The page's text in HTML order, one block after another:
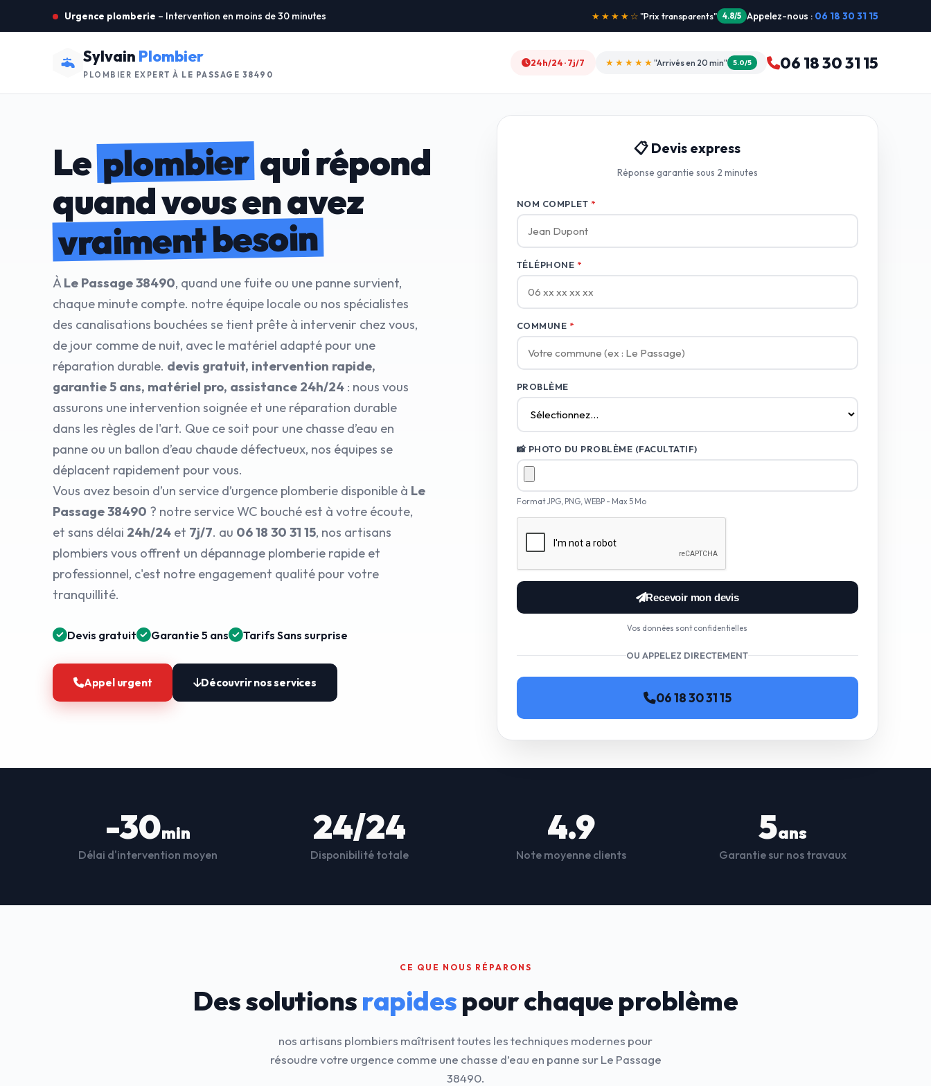
Urgence plomberie – Intervention en moins de 30 minutes ★★★★★ "Intervention dimanche" 5.0/5 Appelez-nous : 06 18 30 31 15
Sylvain Plombier
PLOMBIER EXPERT À LE PASSAGE 38490
24h/24 · 7j/7 ★★★★★ "Arrivés en 20 min" 5.0/5 06 18 30 31 15
Leplombierqui répond
quand vous en avez
vraiment besoin
ÀLe Passage 38490, quand une fuite ou une panne survient,
chaque minute compte. notre équipe locale ou nos spécialistes
des canalisations bouchées se tient prête à intervenir chez vous,
de jour comme de nuit, avec le matériel adapté pour une
réparation durable. devis gratuit, intervention rapide,
garantie 5 ans, matériel pro, assistance 24h/24 : nous vous
assurons une intervention soignée et une réparation durable
dans les règles de l'art. Que ce soit pour une chasse d’eau en
panne ou un ballon d’eau chaude défectueux, nos équipes se
déplacent rapidement pour vous.
Vous avez besoin d’un service d’urgence plomberie disponible à Le
Passage 38490 ? notre service WC bouché est à votre écoute,
et sans délai 24h/24 et 7j/7. au 06 18 30 31 15, nos artisans
plombiers vous offrent un dépannage plomberie rapide et
professionnel, c'est notre engagement qualité pour votre
tranquillité.
Devis gratuit Garantie 5 ans Tarifs Sans surprise
Appel urgent Découvrir nos services
📋 Devis express
Réponse garantie sous 2 minutes
NOM COMPLET *
TÉLÉPHONE *
COMMUNE *
PROBLÈME
📸 PHOTO DU PROBLÈME (FACULTATIF)
Format JPG, PNG, WEBP - Max 5 Mo
Recevoir mon devis
Vos données sont confidentielles
OU APPELEZ DIRECTEMENT
06 18 30 31 15
-30min
Délai d'intervention moyen
24/24
Disponibilité totale
4.9
Note moyenne clients
5ans
Garantie sur nos travaux
CE QUE NOUS RÉPARONS
Des solutionsrapidespour chaque problème
nos artisans plombiers maîtrisent toutes les techniques modernes pour
résoudre votre urgence comme une chasse d’eau en panne sur Le Passage
38490.